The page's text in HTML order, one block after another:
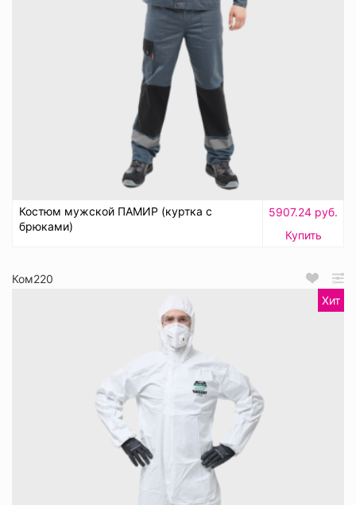
Костюм мужской ПАМИР (куртка с
брюками)
5907.24 руб.
Купить
Ком220
Хит